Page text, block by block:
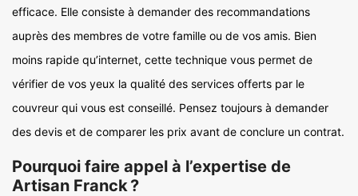
efficace. Elle consiste à demander des recommandations
auprès des membres de votre famille ou de vos amis. Bien
moins rapide qu’internet, cette technique vous permet de
vérifier de vos yeux la qualité des services offerts par le
couvreur qui vous est conseillé. Pensez toujours à demander
des devis et de comparer les prix avant de conclure un contrat.
Pourquoi faire appel à l’expertise de
Artisan Franck ?